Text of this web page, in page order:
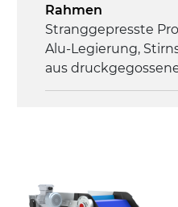
Steuerung
On/Off, E-Stopp,
Überlastungsschutz
Rahmen
Stranggepresste
Alu-Legierung,
aus
Ständer